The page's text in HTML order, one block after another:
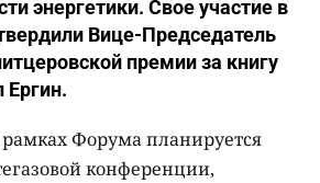
энергетики. Свое участие в
Вице-Председатель
премии за книгу
Форума планируется
конференции,